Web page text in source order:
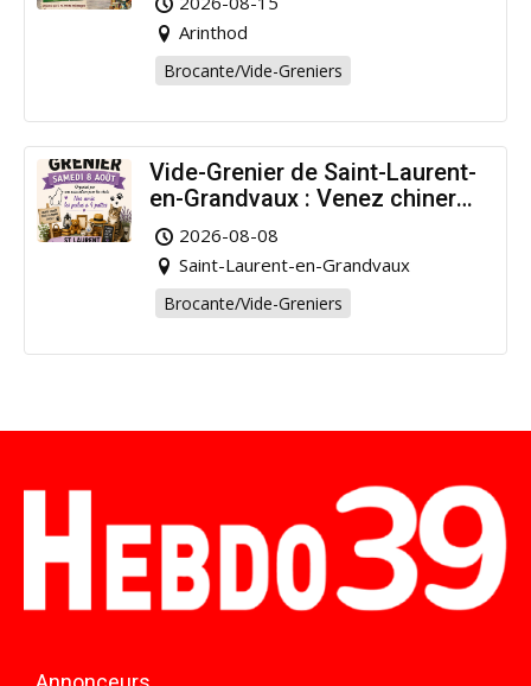
Arinthod
Brocante/Vide-Greniers
Vide-Grenier de Saint-Laurent-
en-Grandvaux : Venez chiner
pour la bonne cause !
2026-08-08
Saint-Laurent-en-Grandvaux
Brocante/Vide-Greniers